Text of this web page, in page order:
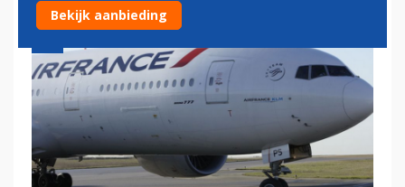
Bekijk aanbieding